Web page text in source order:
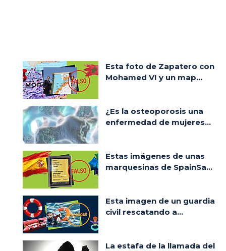
Esta foto de Zapatero con
Mohamed VI y un map...
¿Es la osteoporosis una
enfermedad de mujeres...
Estas imágenes de unas
marquesinas de SpainSa...
Esta imagen de un guardia
civil rescatando a...
La estafa de la llamada del